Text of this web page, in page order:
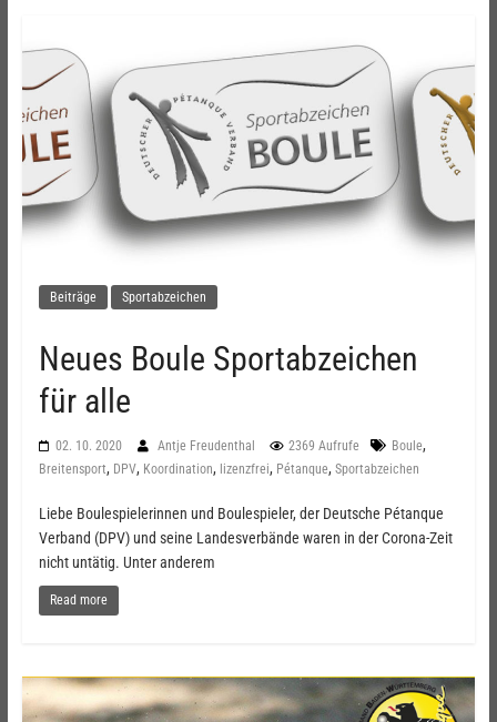
Beiträge Sportabzeichen
Neues Boule Sportabzeichen
für alle
02. 10. 2020 Antje Freudenthal 2369 Aufrufe Boule,
Breitensport, DPV, Koordination, lizenzfrei, Pétanque, Sportabzeichen
Liebe Boulespielerinnen und Boulespieler, der Deutsche Pétanque
Verband (DPV) und seine Landesverbände waren in der Corona-Zeit
nicht untätig. Unter anderem
Read more